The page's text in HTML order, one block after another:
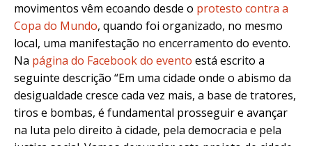
movimentos vêm ecoando desde o protesto contra a
Copa do Mundo, quando foi organizado, no mesmo
local, uma manifestação no encerramento do evento.
Na página do Facebook do evento está escrito a
seguinte descrição “Em uma cidade onde o abismo da
desigualdade cresce cada vez mais, a base de tratores,
tiros e bombas, é fundamental prosseguir e avançar
na luta pelo direito à cidade, pela democracia e pela